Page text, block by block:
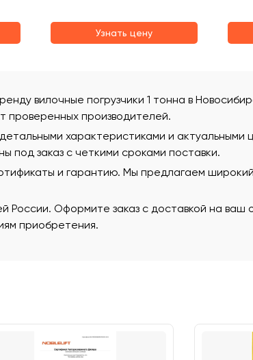
Узнать цену
вилочные погрузчики 1 тонна в
проверенных производителей.
характеристиками и актуальными
под заказ с четкими сроками поставки.
и гарантию. Мы предлагаем
России. Оформите заказ с доставкой на ваш
приобретения.